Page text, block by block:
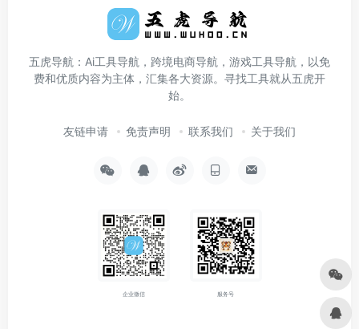
五虎导航：Ai工具导航，跨境电商导航，游戏工具导航，以免
费和优质内容为主体，汇集各大资源。寻找工具就从五虎开
始。
友链申请 免责声明 联系我们 关于我们
企业微信 服务号